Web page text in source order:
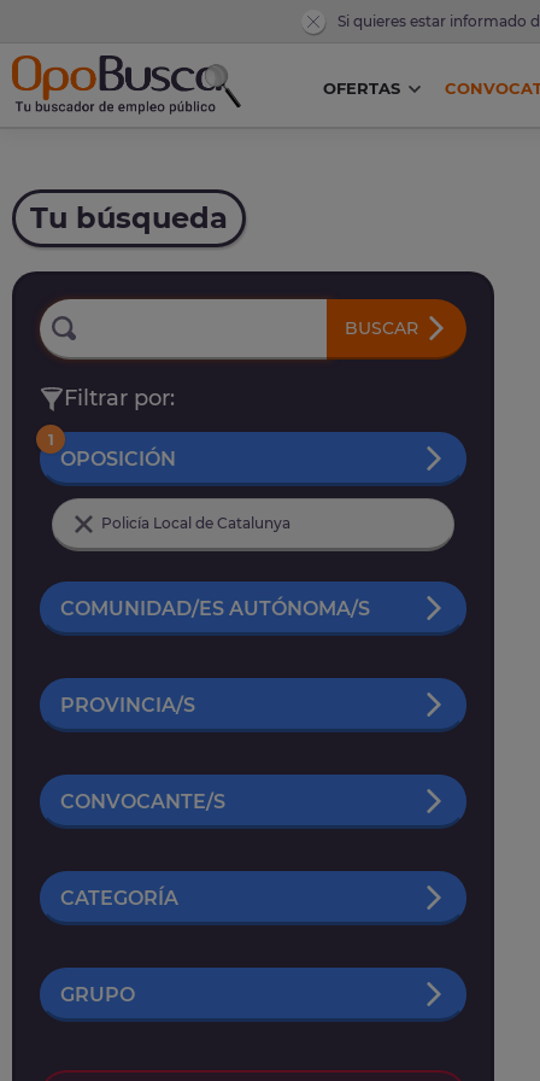
Si quieres estar informado
OFERTAS
Tu búsqueda
BUSCAR
Filtrar por:
OPOSICIÓN
1
Policía Local de Catalunya
COMUNIDAD/ES AUTÓNOMA/S
PROVINCIA/S
CONVOCANTE/S
CATEGORÍA
GRUPO